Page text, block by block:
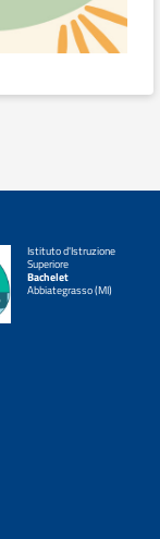
Istituto d'Istruzione
Superiore
Bachelet
Abbiategrasso (MI)